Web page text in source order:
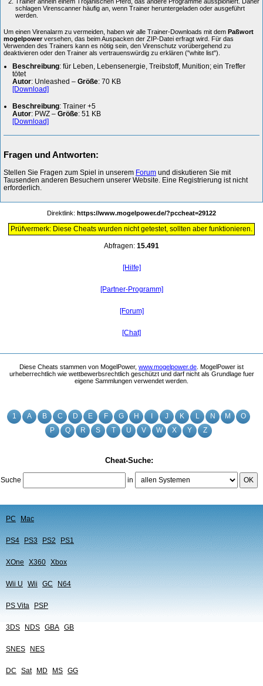
1 A B C D E F G H J K L N M
O
P
Q R S T U V W X Y Z
Cheat-Suche:
Suche in OK
PC Mac
PS4 PS3 PS2 PS1
XOne X360 Xbox
Wii U Wii GC N64
PS Vita PSP
3DS NDS GBA GB
SNES NES
DC Sat MD MS GG
schlagen Virenscanner häufig an, wenn Trainer heruntergeladen oder ausgeführt
werden.
Um einen Virenalarm zu vermeiden, haben wir alle Trainer-Downloads mit dem Paßwort
mogelpowerversehen, das beim Auspacken der ZIP-Datei erfragt wird. Für das
Verwenden des Trainers kann es nötig sein, den Virenschutz vorübergehend zu
deaktivieren oder den Trainer als vertrauenswürdig zu erklären ("white list").
Beschreibung: für Leben, Lebensenergie, Treibstoff, Munition; ein Treffer
tötet
Autor: Unleashed – Größe: 70 KB
[Download]
Beschreibung: Trainer +5
Autor: PWZ – Größe: 51 KB
[Download]
Fragen und Antworten:
Stellen Sie Fragen zum Spiel in unserem Forum und diskutieren Sie mit
Tausenden anderen Besuchern unserer Website. Eine Registrierung ist nicht
erforderlich.
Direktlink: https://www.mogelpower.de/?pccheat=29122
Prüfvermerk: Diese Cheats wurden nicht getestet, sollten aber funktionieren.
Abfragen: 15.491
[Hilfe]
[Partner-Programm]
[Forum]
[Chat]
Diese Cheats stammen von MogelPower, www.mogelpower.de . MogelPower ist
urheberrechtlich wie wettbewerbsrechtlich geschützt und darf nicht als Grundlage fuer
eigene Sammlungen verwendet werden.